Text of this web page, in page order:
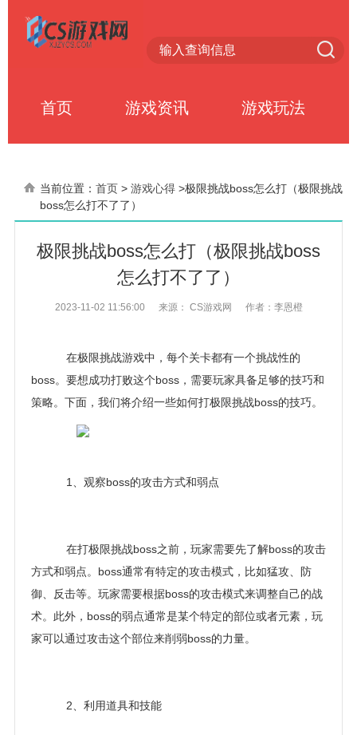
首页 游戏资讯 游戏玩法
当前位置： 首页 > 游戏心得 >极限挑战boss怎么打（极限挑战
boss怎么打不了了）
极限挑战boss怎么打（极限挑战boss
怎么打不了了）
2023-11-02 11:56:00 来源： CS游戏网 作者：李恩橙
在极限挑战游戏中，每个关卡都有一个挑战性的
boss。要想成功打败这个boss，需要玩家具备足够的技巧和
策略。下面，我们将介绍一些如何打极限挑战boss的技巧。
1、观察boss的攻击方式和弱点
在打极限挑战boss之前，玩家需要先了解boss的攻击
方式和弱点。boss通常有特定的攻击模式，比如猛攻、防
御、反击等。玩家需要根据boss的攻击模式来调整自己的战
术。此外，boss的弱点通常是某个特定的部位或者元素，玩
家可以通过攻击这个部位来削弱boss的力量。
2、利用道具和技能